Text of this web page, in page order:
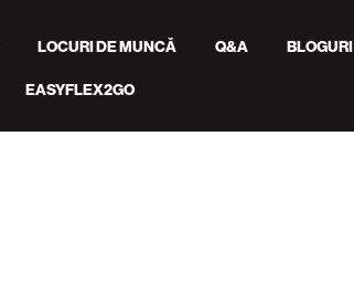
LOCURI DE MUNCĂ Q&A BLOGURI
EASYFLEX2GO